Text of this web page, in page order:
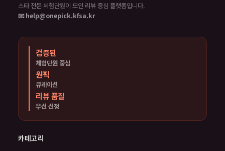
스타 전문 체험단원이 모인 리뷰 중심 플랫폼입니다.
📧 help@onepick.kfsa.kr
검증된
체험단원 중심
원픽
큐레이션
리뷰 품질
우선 선정
카테고리